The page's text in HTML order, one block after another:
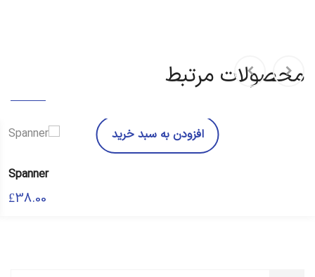
محصولات مرتبط
افزودن به سبد خرید
Spanner
£38.00